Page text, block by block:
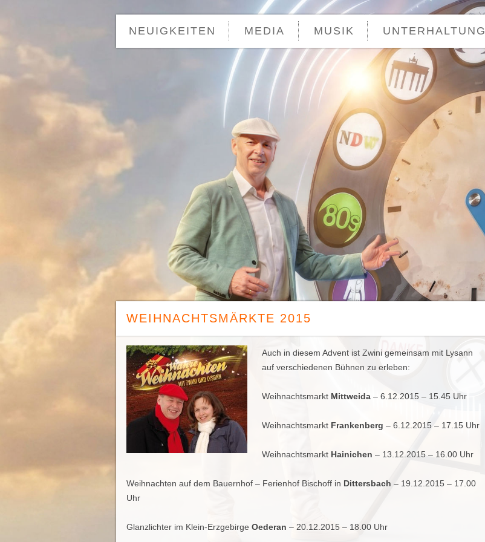
Zwini
NEUIGKEITEN MEDIA MUSIK UNTERHALTUNG
WEIHNACHTSMÄRKTE 2015
Auch in diesem Advent ist Zwini gemeinsam mit Lysann
auf verschiedenen Bühnen zu erleben:
Weihnachtsmarkt Mittweida– 6.12.2015 – 15.45 Uhr
Weihnachtsmarkt Frankenberg – 6.12.2015 – 17.15 Uhr
Weihnachtsmarkt Hainichen – 13.12.2015 – 16.00 Uhr
Weihnachten auf dem Bauernhof – Ferienhof Bischoff in Dittersbach – 19.12.2015 – 17.00
Uhr
Glanzlichter im Klein-Erzgebirge Oederan – 20.12.2015 – 18.00 Uhr